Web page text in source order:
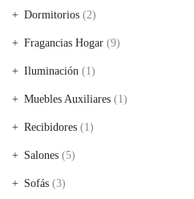
Dormitorios (2)
Fragancias Hogar (9)
Iluminación (1)
Muebles Auxiliares (1)
Recibidores (1)
Salones (5)
Sofás (3)